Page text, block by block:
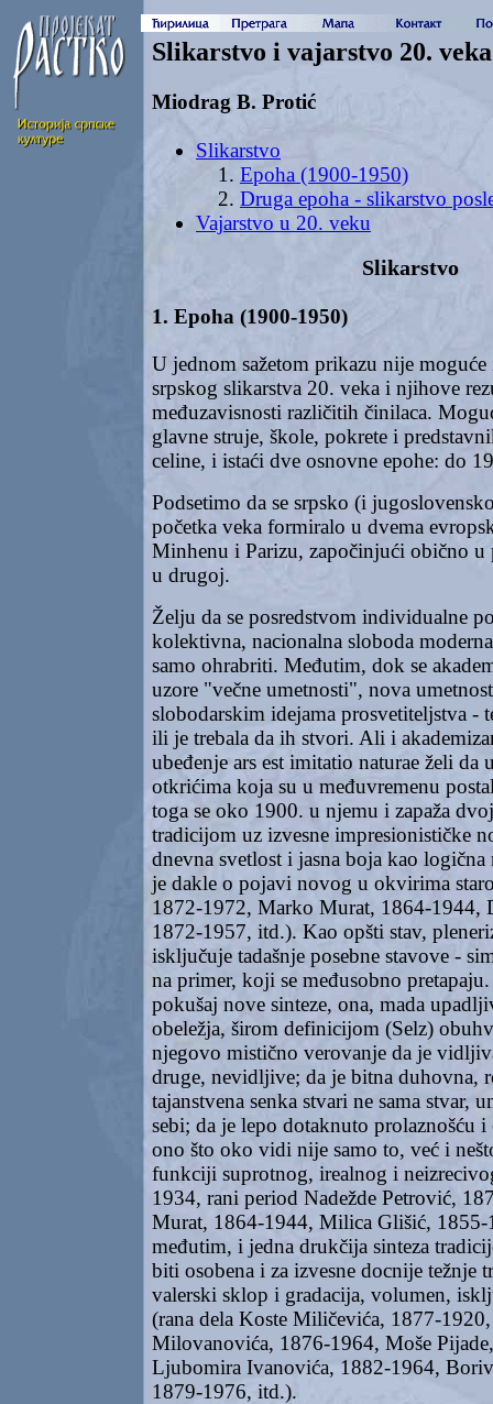
Slikarstvo i vajarstvo 20. veka
Miodrag B. Protić
Slikarstvo
Epoha (1900-1950)
Druga epoha - slikarstvo
Vajarstvo u 20. veku
Slikarstvo
1. Epoha (1900-1950)
U jednom sažetom prikazu nije moguće
srpskog slikarstva 20. veka i njihove
međuzavisnosti različitih činilaca.
glavne struje, škole, pokrete i
celine, i istaći dve osnovne epohe: do
Podsetimo da se srpsko (i
početka veka formiralo u dvema
Minhenu i Parizu, započinjući obično u
u drugoj.
Želju da se posredstvom individualne
kolektivna, nacionalna sloboda
samo ohrabriti. Međutim, dok se
uzore "večne umetnosti", nova
slobodarskim idejama prosvetiteljstva -
ili je trebala da ih stvori. Ali i
ubeđenje ars est imitatio naturae želi da
otkrićima koja su u međuvremenu
toga se oko 1900. u njemu i zapaža
tradicijom uz izvesne impresionističke
dnevna svetlost i jasna boja kao logična
je dakle o pojavi novog u okvirima
1872-1972, Marko Murat, 1864-1944,
1872-1957, itd.). Kao opšti stav,
isključuje tadašnje posebne stavove -
na primer, koji se međusobno pretapaju.
pokušaj nove sinteze, ona, mada
obeležja, širom definicijom (Selz)
njegovo mistično verovanje da je
druge, nevidljive; da je bitna duhovna,
tajanstvena senka stvari ne sama stvar,
sebi; da je lepo dotaknuto prolaznošću
ono što oko vidi nije samo to, već i
funkciji suprotnog, irealnog i
1934, rani period Nadežde Petrović,
Murat, 1864-1944, Milica Glišić, 1855-
međutim, i jedna drukčija sinteza
biti osobena i za izvesne docnije težnje
valerski sklop i gradacija, volumen,
(rana dela Koste Miličevića, 1877-
Milovanovića, 1876-1964, Moše
Ljubomira Ivanovića, 1882-1964,
1879-1976, itd.).